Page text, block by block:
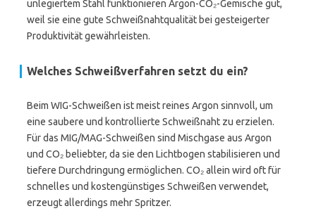
unlegiertem Stahl funktionieren Argon-CO₂-Gemische gut,
weil sie eine gute Schweißnahtqualität bei gesteigerter
Produktivität gewährleisten.
Welches Schweißverfahren setzt du ein?
Beim WIG-Schweißen ist meist reines Argon sinnvoll, um
eine saubere und kontrollierte Schweißnaht zu erzielen.
Für das MIG/MAG-Schweißen sind Mischgase aus Argon
und CO₂ beliebter, da sie den Lichtbogen stabilisieren und
tiefere Durchdringung ermöglichen. CO₂ allein wird oft für
schnelles und kostengünstiges Schweißen verwendet,
erzeugt allerdings mehr Spritzer.